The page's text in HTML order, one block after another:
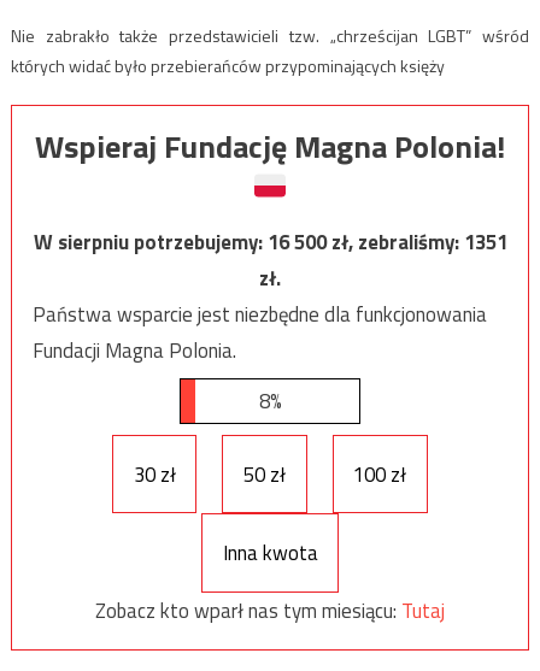
Nie zabrakło także przedstawicieli tzw. „chrześcijan LGBT” wśród
których widać było przebierańców przypominających księży
Wspieraj Fundację Magna Polonia!
W sierpniu potrzebujemy:16 500zł, zebraliśmy:1351
zł.
Państwa wsparcie jest niezbędne dla funkcjonowania
Fundacji Magna Polonia.
8%
30 zł 50 zł 100 zł
Inna kwota
Zobacz kto wparł nas tym miesiącu: Tutaj